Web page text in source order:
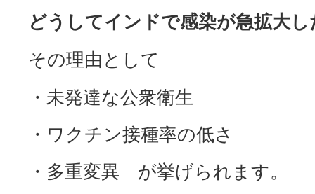
どうしてインドで感染が急拡大
その理由として
・未発達な公衆衛生
・ワクチン接種率の低さ
・多重変異 が挙げられます。